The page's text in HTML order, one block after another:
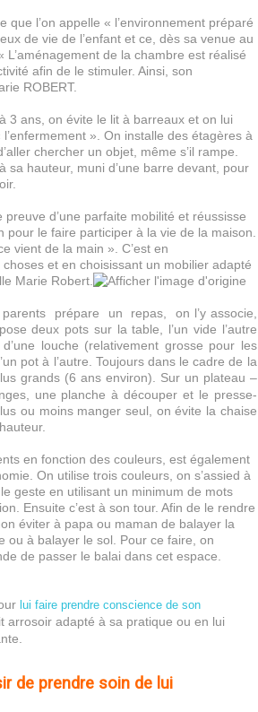
que l’on appelle « l’environnement préparé
de vie de l’enfant et ce, dès sa venue au
de la chambre est réalisé
afin de le stimuler. Ainsi, son
ROBERT.
3 ans, on évite le lit à barreaux et on lui
». On installe des étagères à
chercher un objet, même s’il rampe.
sa hauteur, muni d’une barre devant, pour
d’une parfaite mobilité et réussisse
pour le faire participer à la vie de la maison.
vient de la main ». C’est en
et en choisissant un mobilier adapté
Marie Robert.
prépare un repas, on l’y associe,
deux pots sur la table, l’un vide l’autre
louche (relativement grosse pour les
pot à l’autre. Toujours dans le cadre de la
grands (6 ans environ). Sur un plateau –
une planche à découper et le presse-
ou moins manger seul, on évite la chaise
en fonction des couleurs, est également
On utilise trois couleurs, on s’assied à
geste en utilisant un minimum de mots
Ensuite c’est à son tour. Afin de le rendre
éviter à papa ou maman de balayer la
ou à balayer le sol. Pour ce faire, on
de passer le balai dans cet espace.
lui faire prendre conscience de son
arrosoir adapté à sa pratique ou en lui
de prendre soin de lui